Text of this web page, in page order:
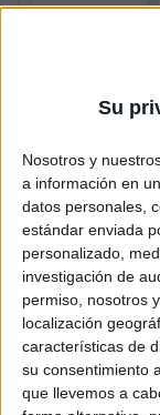
Su
Nosotros y
a información en
datos personales,
estándar enviada
personalizado,
investigación de
permiso, nosotros
localización
características de
su consentimiento
que llevemos a
Colección
líneas de
Publicado el 11
Las líneas de
físicamente